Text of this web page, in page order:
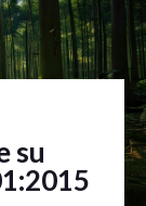
su